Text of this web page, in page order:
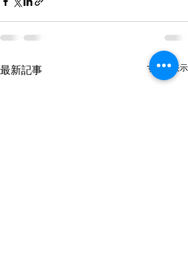
最新記事 すべて表示